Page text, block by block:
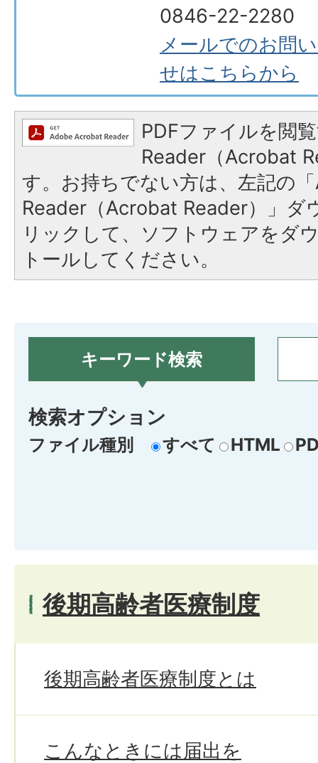
0846-22-2280
メールでのお問
せはこちらから
PDFファイルを閲
Reader（Acrobat
す。お持ちでない方は、左記の
Reader（Acrobat Reader）」ダ
リックして、ソフトウェアをダ
トールしてください。
キーワード検索
検索オプション
ファイル種別 すべて HTML
後期高齢者医療制度
後期高齢者医療制度とは
こんなときには届出を